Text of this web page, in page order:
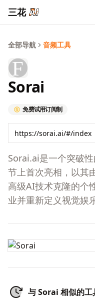
三花
全部导航 音频工具
Sorai
免费试用订阅制
Sorai.ai是一个突破
节上首次亮相，以其
高级AI技术克隆的个
业并重新定义视觉娱乐
与 Sorai 相似的工